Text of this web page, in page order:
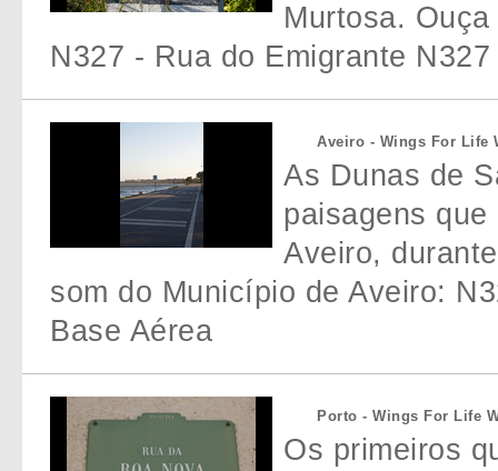
Murtosa.
N327 - Rua do Emigrante
Aveiro - Wings For Life
As Dunas de
paisagens
Aveiro,
som do Município de Aveiro:
Base Aérea
Porto - Wings For Life
Os primeiros